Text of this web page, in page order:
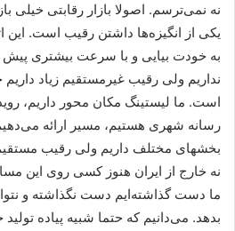
نه نمی‌ترسم. اصولا بازار رقابتی خیلی
یکی از انگیزه‌ها داشتن رقیب است. این
به خودت بیایی و با سرعت بیشتری
نداریم ولی رقیب غیرمستقیم زیاد
است. ما لیستینگ مکان محور داریم،
رسانه شهری هستیم، مسیر ارائه
بخشهای مختلف داریم ولی رقیب مستقیم
نه خارج از ایران هنوز کسی روی این
ما دست گذاشته‌ایم دست نگذاشته و
بدهد. می‌دانیم که حتما شبیه پیاده تولید